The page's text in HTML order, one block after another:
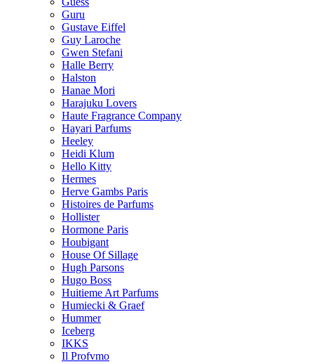
Guru
Gustave Eiffel
Guy Laroche
Gwen Stefani
Halle Berry
Halston
Hanae Mori
Harajuku Lovers
Haute Fragrance Company
Hayari Parfums
Heeley
Heidi Klum
Hello Kitty
Hermes
Herve Gambs Paris
Histoires de Parfums
Hollister
Hormone Paris
Houbigant
House Of Sillage
Hugh Parsons
Hugo Boss
Huitieme Art Parfums
Humiecki & Graef
Hummer
Iceberg
IKKS
Il Profvmo